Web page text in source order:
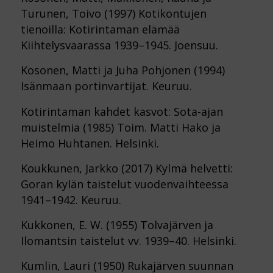
Turunen, Toivo (1997) Kotikontujen
tienoilla: Kotirintaman elämää
Kiihtelysvaarassa 1939–1945. Joensuu.
Kosonen, Matti ja Juha Pohjonen (1994)
Isänmaan portinvartijat. Keuruu.
Kotirintaman kahdet kasvot: Sota-ajan
muistelmia (1985) Toim. Matti Hako ja
Heimo Huhtanen. Helsinki.
Koukkunen, Jarkko (2017) Kylmä helvetti:
Goran kylän taistelut vuodenvaihteessa
1941–1942. Keuruu.
Kukkonen, E. W. (1955) Tolvajärven ja
Ilomantsin taistelut vv. 1939–40. Helsinki.
Kumlin, Lauri (1950) Rukajärven suunnan